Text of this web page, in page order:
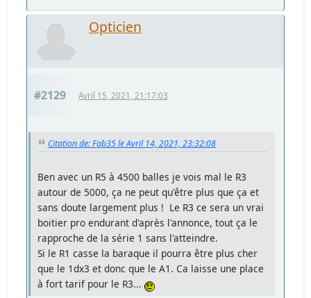
Opticien
#2129 Avril 15, 2021, 21:17:03
Citation de: Fab35 le Avril 14, 2021, 23:32:08
Ben avec un R5 à 4500 balles je vois mal le R3
autour de 5000, ça ne peut qu'être plus que ça et
sans doute largement plus ! Le R3 ce sera un vrai
boitier pro endurant d'après l'annonce, tout ça le
rapproche de la série 1 sans l'atteindre.
Si le R1 casse la baraque il pourra être plus cher
que le 1dx3 et donc que le A1. Ca laisse une place
à fort tarif pour le R3...